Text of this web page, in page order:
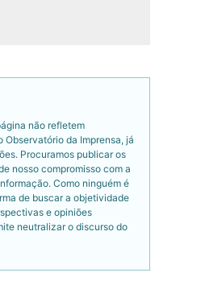
não refletem
da Imprensa, já
Procuramos publicar os
nosso compromisso com a
Como ninguém é
de buscar a objetividade
e opiniões
neutralizar o discurso do